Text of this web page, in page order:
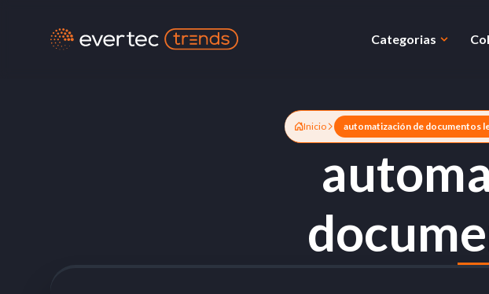
Categorias
Inicio automatización de documentos